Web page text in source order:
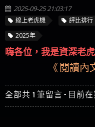
2025-09-25 21:03:17
線上老虎機 評比排行
2025年
嗨各位，我是資深老
《 閱讀內
全部共 1 筆留言 - 目前在